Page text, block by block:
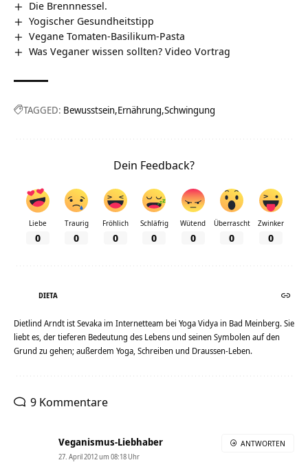
Die Brennnessel.
Yogischer Gesundheitstipp
Vegane Tomaten-Basilikum-Pasta
Was Veganer wissen sollten? Video Vortrag
TAGGED: Bewusstsein Ernährung Schwingung
Dein Feedback?
Liebe
0
Traurig
0
Fröhlich
0
Schläfrig
0
Wütend
0
Überrascht
0
Zwinker
0
DIETA
Dietlind Arndt ist Sevaka im Internetteam bei Yoga Vidya in Bad Meinberg. Sie
liebt es, der tieferen Bedeutung des Lebens und seinen Symbolen auf den
Grund zu gehen; außerdem Yoga, Schreiben und Draussen-Leben.
9 Kommentare
Veganismus-Liebhaber
27. April 2012 um 08:18 Uhr
ANTWORTEN